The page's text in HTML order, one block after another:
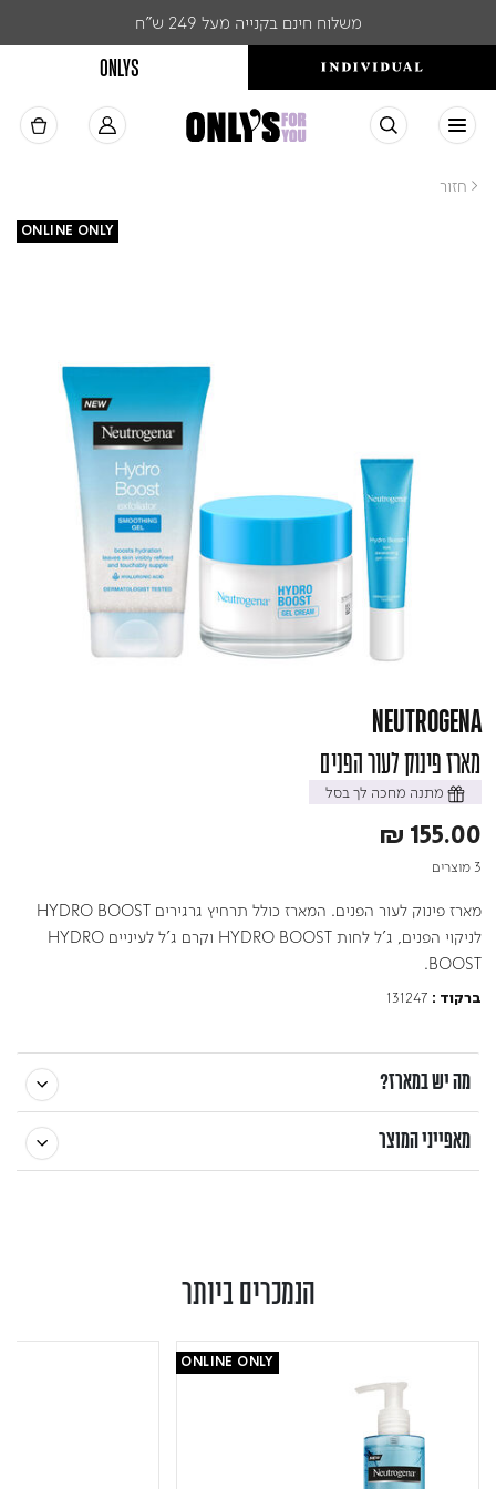
משלוח חינם בקנייה מעל 249 ש"ח
ONLYS
< חזור
ONLINE ONLY
NEUTROGENA
מארז פינוק לעור הפנים
מתנה מחכה לך בסל
₪ 155.00
3 מוצרים
מארז פינוק לעור הפנים. המארז כולל תרחיץ גרגירים HYDRO BOOST
לניקוי הפנים, ג'ל לחות HYDRO BOOST וקרם ג'ל לעיניים HYDRO
BOOST.
ברקוד : 131247
מה יש במארז?
מאפייני המוצר
הנמכרים ביותר
ONLINE ONLY